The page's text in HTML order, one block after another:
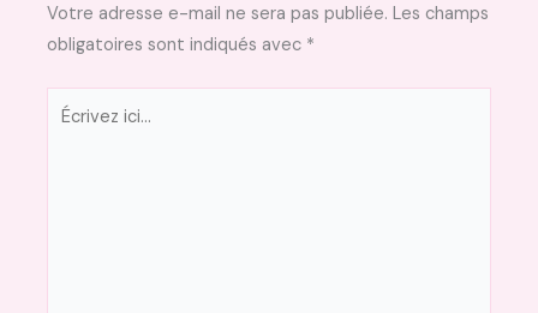
Votre adresse e-mail ne sera pas publiée. Les champs
obligatoires sont indiqués avec *
Écrivez